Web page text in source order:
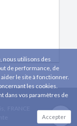
nous utilisons des
de performance, de
le site à fonctionner.
les cookies.
dans vos paramètres de
Accepter